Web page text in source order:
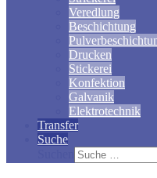
Veredlung
Beschichtung
Drucken
Stickerei
Konfektion
Galvanik
Elektrotechnik
Transfer
Suche